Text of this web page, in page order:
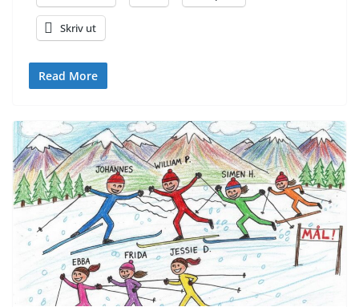
Skriv ut
Read More